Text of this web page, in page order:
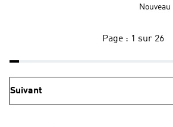
Nouveau
Page : 1 sur 26
Suivant